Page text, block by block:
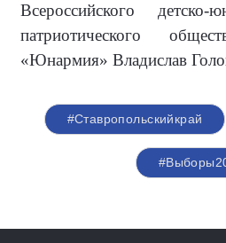
Всероссийского детско-
патриотического
«Юнармия» Владислав
#Ставропольскийкрай